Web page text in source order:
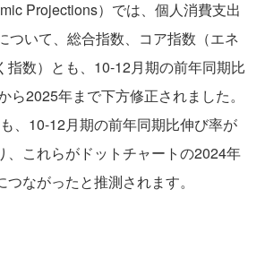
Projections）では、個人消費支出
ついて、総合指数、コア指数（エネ
指数）とも、10-12月期の前年同期比
ら2025年まで下方修正されました。
、10-12月期の前年同期比伸び率が
、これらがドットチャートの2024年
ながったと推測されます。